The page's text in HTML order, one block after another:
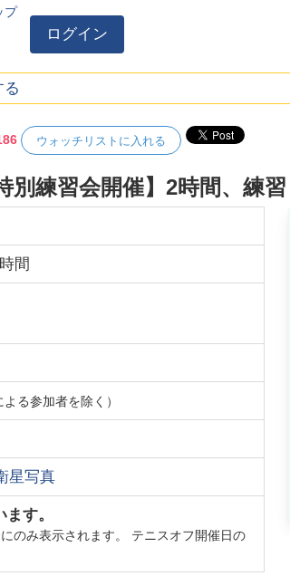
プ
ログイン
る
ウォッチリストに入れる
別練習会開催】2時間、練習
間
る参加者を除く）
星写真
す。
のみ表示されます。 テニスオフ開催日の